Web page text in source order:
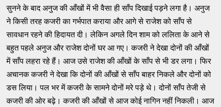
सुनने के बाद अनुज की आँखों में भी वैसा ही साँप दिखाई पड़ने लगा है। अनुज
ने किसी तरह कजरी का गर्भपात कराया और आगे से राजेश को साँप से
सावधान रहने की हिदायत दी। लेकिन अगले दिन शाम को ललिता के आने से
बहुत पहले अनुज और राजेश दोनों घर आ गए। कजरी ने देखा दोनों की आँखों
में साँप लहरा रहे हैं। आज उसे राजेश की आँखों के साँप से भी डर लगा। फिर
अचानक कजरी ने देखा कि दोनों की आँखों से साँप बाहर निकले और दोनों को
डस लिया। पल भर में कजरी के सामने दोनों मरे पड़े थे। दोनों साँप तेजी से
कजरी की ओर बढ़े। कजरी की आँखों से आज कोई नागिन नहीं निकली। आज